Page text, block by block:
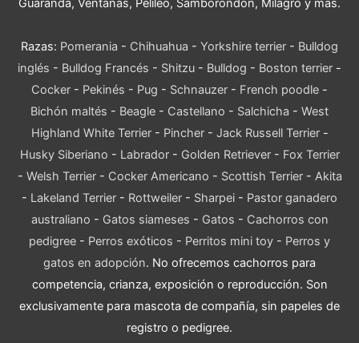
Guaranda, Ventanas, Pelileo, Samborondón, Milagro y más.
Razas: Pomerania - Chihuahua - Yorkshire terrier - Bulldog
inglés - Bulldog Francés - Shitzu - Bulldog - Boston terrier -
Cocker - Pekinés - Pug - Schnauzer - French poodle -
Bichón maltés - Beagle - Castellano - Salchicha - West
Highland White Terrier- Pincher- Jack Russell Terrier-
Husky Siberiano - Labrador- Golden Retriever- Fox Terrier
- Welsh Terrier- Cocker Americano - Scottish Terrier- Akita
- Lakeland Terrier - Rottweiler - Sharpei - Pastor ganadero
australiano - Gatos siameses - Gatos - Cachorros con
pedigree - Perros exóticos - Perritos mini toy - Perros y
gatos en adopción. No ofrecemos cachorros para
competencia, crianza, exposición o reproducción. Son
exclusivamente para mascota de compañía, sin papeles de
registro o pedigree.